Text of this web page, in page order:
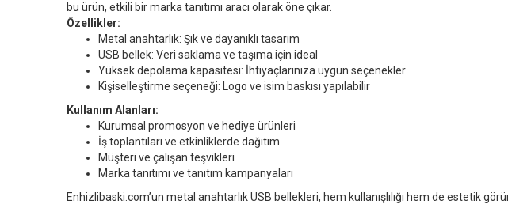
bu ürün, etkili bir marka tanıtımı aracı olarak öne çıkar.
Özellikler:
Metal anahtarlık: Şık ve dayanıklı tasarım
USB bellek: Veri saklama ve taşıma için ideal
Yüksek depolama kapasitesi: İhtiyaçlarınıza uygun seçenekler
Kişiselleştirme seçeneği: Logo ve isim baskısı yapılabilir
Kullanım Alanları:
Kurumsal promosyon ve hediye ürünleri
İş toplantıları ve etkinliklerde dağıtım
Müşteri ve çalışan teşvikleri
Marka tanıtımı ve tanıtım kampanyaları
Enhizlibaski.com’un metal anahtarlık USB bellekleri, hem kullanışlılığı hem de estetik